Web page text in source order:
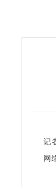
记
网